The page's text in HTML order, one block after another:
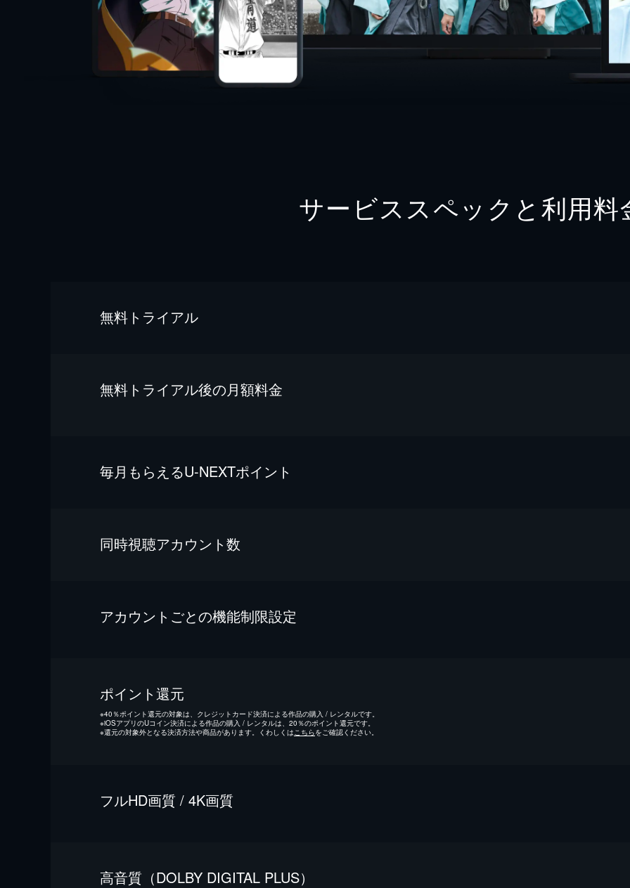
サービススペックと利用料
無料トライアル
無料トライアル後の⽉額料金
毎⽉もらえるU-NEXTポイント
同時視聴アカウント数
アカウントごとの機能制限設定
ポイント還元
※40％ポイント還元の対象は、クレジットカード決済による作品の購入 / レンタルです。
※iOSアプリのUコイン決済による作品の購入 / レンタルは、20％のポイント還元です。
※還元の対象外となる決済方法や商品があります。くわしくは こちらをご確認ください。
フルHD画質 / 4K画質
⾼⾳質（DOLBY DIGITAL PLUS）